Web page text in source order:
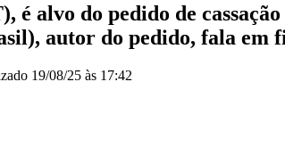
é alvo do pedido de
autor do pedido, fala
19/08/25 às 17:42